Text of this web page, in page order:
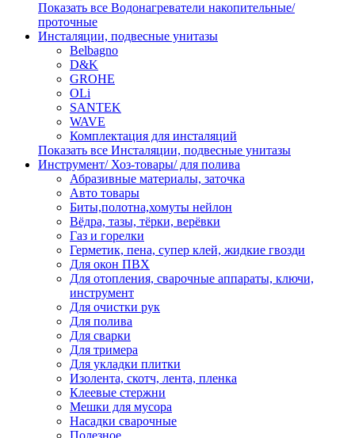
Показать все Водонагреватели накопительные/
проточные
Инсталяции, подвесные унитазы
Belbagno
D&K
GROHE
OLi
SANTEK
WAVE
Комплектация для инсталяций
Показать все Инсталяции, подвесные унитазы
Инструмент/ Хоз-товары/ для полива
Абразивные материалы, заточка
Авто товары
Биты,полотна,хомуты нейлон
Вёдра, тазы, тёрки, верёвки
Газ и горелки
Герметик, пена, супер клей, жидкие гвозди
Для окон ПВХ
Для отопления, сварочные аппараты, ключи,
инструмент
Для очистки рук
Для полива
Для сварки
Для тримера
Для укладки плитки
Изолента, скотч, лента, пленка
Клеевые стержни
Мешки для мусора
Насадки сварочные
Полезное